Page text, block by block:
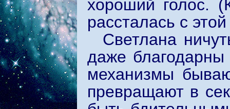
хороший голос.
рассталась с
Светлана
даже благодарны
механизмы
превращают в